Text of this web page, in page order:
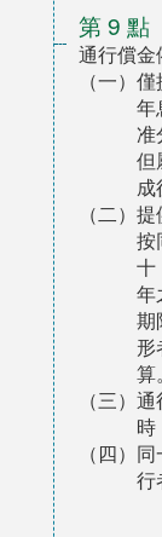
第 9 點
通行償金
（一）
年
准
但
成
（二）
按
十
年
期
形
算。
（三）
時
（四）
行